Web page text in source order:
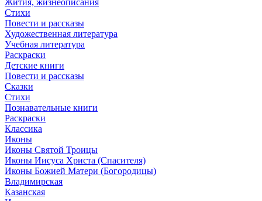
Жития, жизнеописания
Стихи
Повести и рассказы
Художественная литература
Учебная литература
Раскраски
Детские книги
Повести и рассказы
Сказки
Стихи
Познавательные книги
Раскраски
Классика
Иконы
Иконы Святой Троицы
Иконы Иисуса Христа (Спасителя)
Иконы Божией Матери (Богородицы)
Владимирская
Казанская